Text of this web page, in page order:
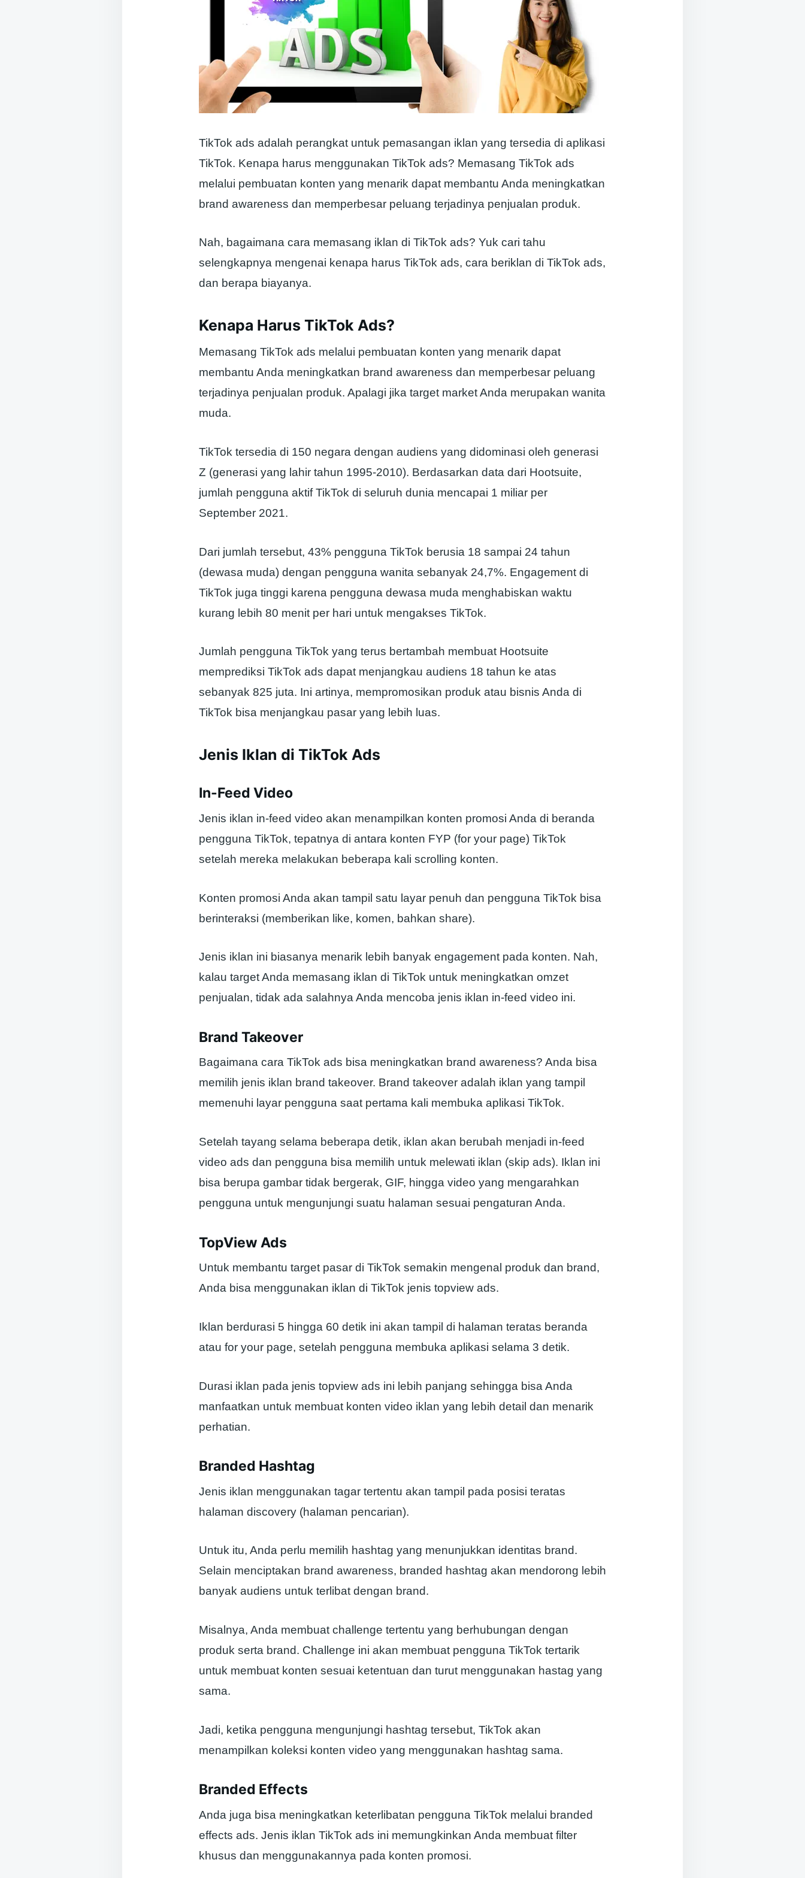
TikTok ads adalah perangkat untuk pemasangan iklan yang tersedia di aplikasi
TikTok. Kenapa harus menggunakan TikTok ads? Memasang TikTok ads
melalui pembuatan konten yang menarik dapat membantu Anda meningkatkan
brand awareness dan memperbesar peluang terjadinya penjualan produk.
Nah, bagaimana cara memasang iklan di TikTok ads? Yuk cari tahu
selengkapnya mengenai kenapa harus TikTok ads, cara beriklan di TikTok ads,
dan berapa biayanya.
Kenapa Harus TikTok Ads?
Memasang TikTok ads melalui pembuatan konten yang menarik dapat
membantu Anda meningkatkan brand awareness dan memperbesar peluang
terjadinya penjualan produk. Apalagi jika target market Anda merupakan wanita
muda.
TikTok tersedia di 150 negara dengan audiens yang didominasi oleh generasi
Z (generasi yang lahir tahun 1995-2010). Berdasarkan data dari Hootsuite,
jumlah pengguna aktif TikTok di seluruh dunia mencapai 1 miliar per
September 2021.
Dari jumlah tersebut, 43% pengguna TikTok berusia 18 sampai 24 tahun
(dewasa muda) dengan pengguna wanita sebanyak 24,7%. Engagement di
TikTok juga tinggi karena pengguna dewasa muda menghabiskan waktu
kurang lebih 80 menit per hari untuk mengakses TikTok.
Jumlah pengguna TikTok yang terus bertambah membuat Hootsuite
memprediksi TikTok ads dapat menjangkau audiens 18 tahun ke atas
sebanyak 825 juta. Ini artinya, mempromosikan produk atau bisnis Anda di
TikTok bisa menjangkau pasar yang lebih luas.
Jenis Iklan di TikTok Ads
In-Feed Video
Jenis iklan in-feed video akan menampilkan konten promosi Anda di beranda
pengguna TikTok, tepatnya di antara konten FYP (for your page) TikTok
setelah mereka melakukan beberapa kali scrolling konten.
Konten promosi Anda akan tampil satu layar penuh dan pengguna TikTok bisa
berinteraksi (memberikan like, komen, bahkan share).
Jenis iklan ini biasanya menarik lebih banyak engagement pada konten. Nah,
kalau target Anda memasang iklan di TikTok untuk meningkatkan omzet
penjualan, tidak ada salahnya Anda mencoba jenis iklan in-feed video ini.
Brand Takeover
Bagaimana cara TikTok ads bisa meningkatkan brand awareness? Anda bisa
memilih jenis iklan brand takeover. Brand takeover adalah iklan yang tampil
memenuhi layar pengguna saat pertama kali membuka aplikasi TikTok.
Setelah tayang selama beberapa detik, iklan akan berubah menjadi in-feed
video ads dan pengguna bisa memilih untuk melewati iklan (skip ads). Iklan ini
bisa berupa gambar tidak bergerak, GIF, hingga video yang mengarahkan
pengguna untuk mengunjungi suatu halaman sesuai pengaturan Anda.
TopView Ads
Untuk membantu target pasar di TikTok semakin mengenal produk dan brand,
Anda bisa menggunakan iklan di TikTok jenis topview ads.
Iklan berdurasi 5 hingga 60 detik ini akan tampil di halaman teratas beranda
atau for your page, setelah pengguna membuka aplikasi selama 3 detik.
Durasi iklan pada jenis topview ads ini lebih panjang sehingga bisa Anda
manfaatkan untuk membuat konten video iklan yang lebih detail dan menarik
perhatian.
Branded Hashtag
Jenis iklan menggunakan tagar tertentu akan tampil pada posisi teratas
halaman discovery (halaman pencarian).
Untuk itu, Anda perlu memilih hashtag yang menunjukkan identitas brand.
Selain menciptakan brand awareness, branded hashtag akan mendorong lebih
banyak audiens untuk terlibat dengan brand.
Misalnya, Anda membuat challenge tertentu yang berhubungan dengan
produk serta brand. Challenge ini akan membuat pengguna TikTok tertarik
untuk membuat konten sesuai ketentuan dan turut menggunakan hastag yang
sama.
Jadi, ketika pengguna mengunjungi hashtag tersebut, TikTok akan
menampilkan koleksi konten video yang menggunakan hashtag sama.
Branded Effects
Anda juga bisa meningkatkan keterlibatan pengguna TikTok melalui branded
effects ads. Jenis iklan TikTok ads ini memungkinkan Anda membuat filter
khusus dan menggunakannya pada konten promosi.